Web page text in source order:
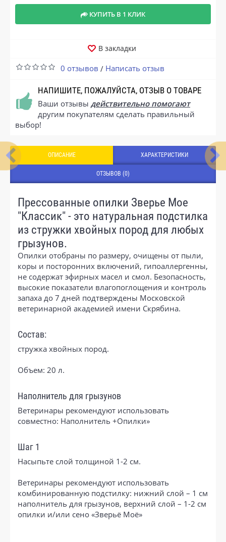
КУПИТЬ В 1 КЛИК
В закладки
0 отзывов / Написать отзыв
НАПИШИТЕ, ПОЖАЛУЙСТА, ОТЗЫВ О ТОВАРЕ
Ваши отзывы действительно помогают
другим покупателям сделать правильный
выбор!
ОПИСАНИЕ ХАРАКТЕРИСТИКИ
ОТЗЫВОВ (0)
Прессованные опилки Зверье Мое
"Классик" - это натуральная подстилка
из стружки хвойных пород для любых
грызунов.
Опилки отобраны по размеру, очищены от пыли,
коры и посторонних включений, гипоаллергенны,
не содержат эфирных масел и смол. Безопасность,
высокие показатели влагопоглощения и контроль
запаха до 7 дней подтверждены Московской
ветеринарной академией имени Скрябина.
Состав:
стружка хвойных пород.
Объем: 20 л.
Наполнитель для грызунов
Ветеринары рекомендуют использовать
совместно: Наполнитель +Опилки»
Шаг 1
Насыпьте слой толщиной 1-2 см.
Ветеринары рекомендуют использовать
комбинированную подстилку: нижний слой – 1 см
наполнитель для грызунов, верхний слой – 1-2 см
опилки и/или сено «Зверьё Моё»